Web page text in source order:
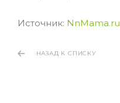
Источник: NnMama.ru
НАЗАД К СПИСКУ